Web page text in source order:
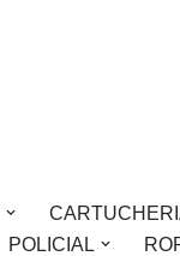
POLICIAL